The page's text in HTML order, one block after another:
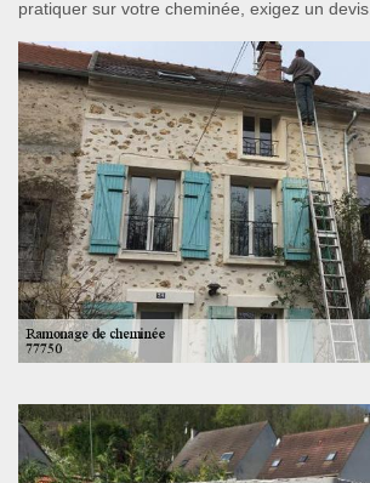
pratiquer sur votre cheminée, exigez un devis.